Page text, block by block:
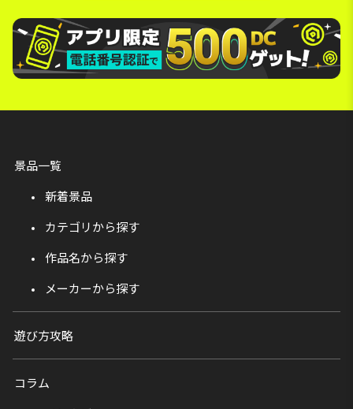
景品一覧
新着景品
カテゴリから探す
作品名から探す
メーカーから探す
遊び方攻略
コラム